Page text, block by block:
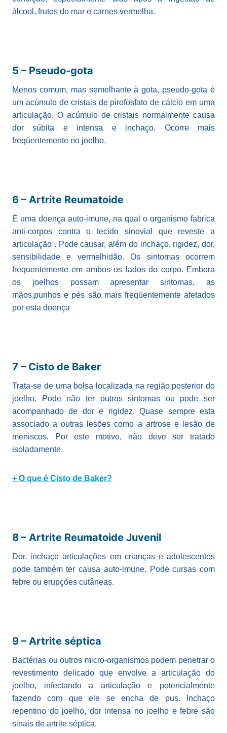
álcool, frutos do mar e carnes vermelha.
5 – Pseudo-gota
Menos comum, mas semelhante à gota, pseudo-gota é
um acúmulo de cristais de pirofosfato de cálcio em uma
articulação. O acúmulo de cristais normalmente causa
dor súbita e intensa e inchaço. Ocorre mais
freqüentemente no joelho.
6 – Artrite Reumatoide
É uma doença auto-imune, na qual o organismo fabrica
anti-corpos contra o tecido sinovial que reveste a
articulação . Pode causar, além do inchaço, rigidez, dor,
sensibilidade e vermelhidão. Os sintomas ocorrem
frequentemente em ambos os lados do corpo. Embora
os joelhos possam apresentar sintomas, as
mãos,punhos e pés são mais freqüentemente afetados
por esta doença
7 – Cisto de Baker
Trata-se de uma bolsa localizada na região posterior do
joelho. Pode não ter outros sintomas ou pode ser
acompanhado de dor e rigidez. Quase sempre esta
associado a outras lesões como a artrose e lesão de
meniscos. Por este motivo, não deve ser tratado
isoladamente.
+ O que é Cisto de Baker?
8 – Artrite Reumatoide Juvenil
Dor, inchaço articulações em crianças e adolescentes
pode também ter causa auto-imune. Pode cursas com
febre ou erupções cutâneas.
9 – Artrite séptica
Bactérias ou outros micro-organismos podem penetrar o
revestimento delicado que envolve a articulação do
joelho, infectando a articulação e potencialmente
fazendo com que ele se encha de pus. Inchaço
repentino do joelho, dor intensa no joelho e febre são
sinais de artrite séptica.